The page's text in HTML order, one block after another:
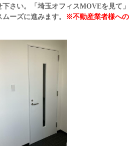
さい。「埼玉オフィスMOVEを見て」
ーズに進みます。
※不動産業者様への